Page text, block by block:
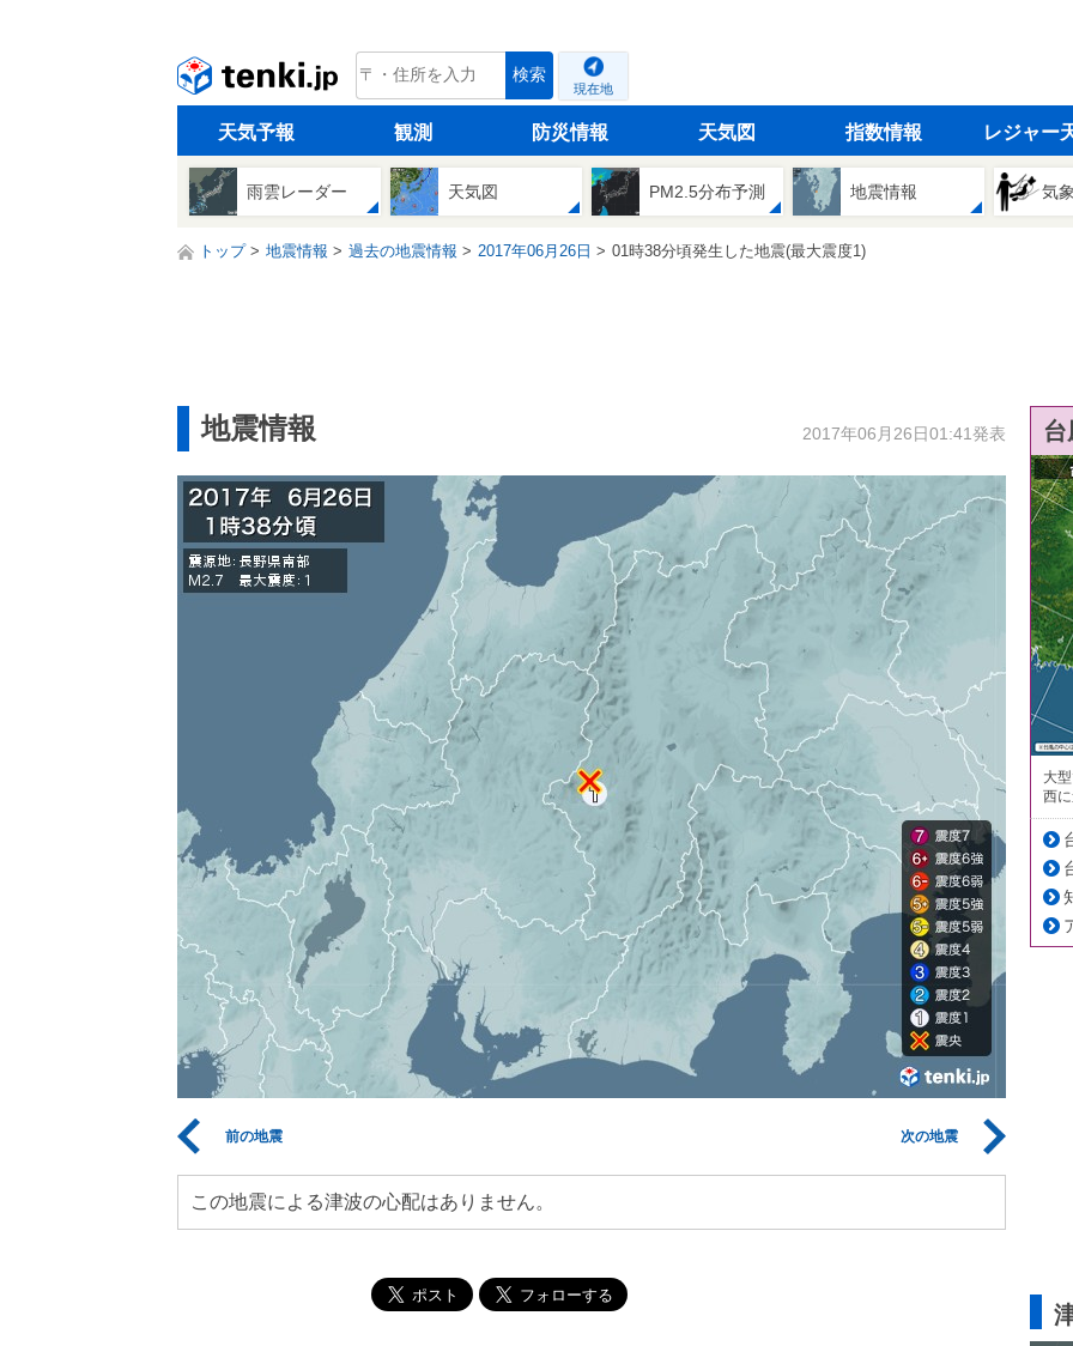
tenki.jp 検索
現在地
天気予報 観測 防災情報 天気図 指数情報 レジャー
雨雲レーダー 天気図 PM2.5分布予測 地震情報 気
トップ 地震情報 過去の地震情報 2017年06月26日 01時38分頃発生した地震(最大震度1)
地震情報 2017年06月26日01:41発表
前の地震 次の地震
この地震による津波の心配はありません。
大
西